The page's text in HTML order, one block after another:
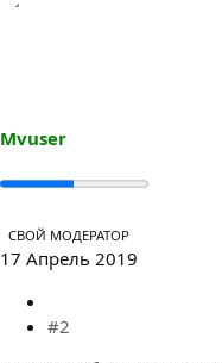
Mvuser
СВОЙ МОДЕРАТОР
17 Апрель 2019
#2